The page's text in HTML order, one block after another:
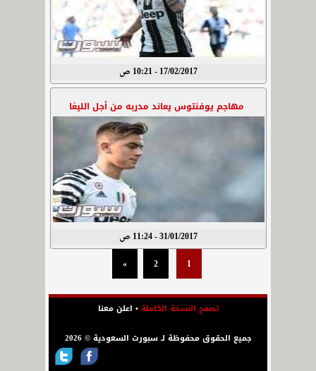
17/02/2017 - 10:21 ص
مهاجم يوفنتوس يعاند مدربه من أجل الليغا
31/01/2017 - 11:24 ص
1
2
»
تصفح النسخة الكاملة• اعلن معنا
جميع الحقوق محفوظة لـ سبورت السعودية © 2026